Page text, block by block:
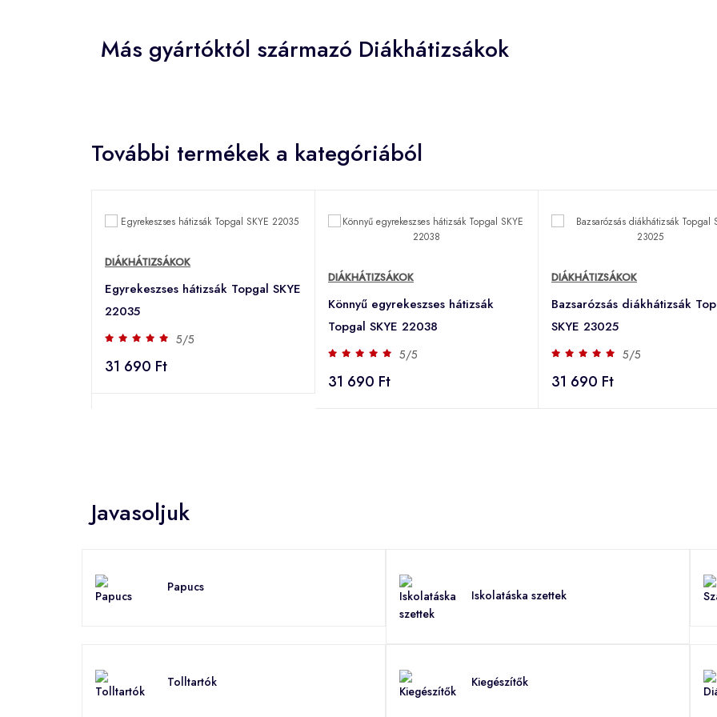
Más gyártóktól származó Diákhátizsákok
További termékek a kategóriából
DIÁKHÁTIZSÁKOK
Egyrekeszses hátizsák Topgal SKYE
22035
5/5
31 690 Ft
DIÁKHÁTIZSÁKOK
Könnyű egyrekeszses hátizsák
Topgal SKYE 22038
5/5
31 690 Ft
DIÁKHÁTIZSÁKOK
Bazsarózsás diákhátizsák
SKYE 23025
5/5
31 690 Ft
Javasoljuk
Papucs
Iskolatáska szettek
Tolltartók Kiegészítők